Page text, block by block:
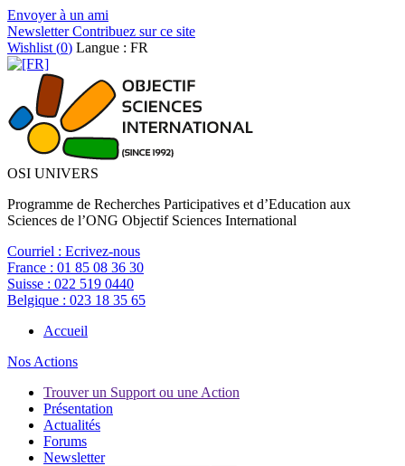
Envoyer à un ami
NewsletterContribuez sur ce site
Wishlist (0) Langue : FR
OSI UNIVERS
Programme de Recherches Participatives et d’Education aux
Sciences de l’ONG Objectif Sciences International
Courriel : Ecrivez-nous
France : 01 85 08 36 30
Suisse : 022 519 0440
Belgique : 023 18 35 65
Accueil
Nos Actions
Trouver un Support ou une Action
Présentation
Actualités
Forums
Newsletter